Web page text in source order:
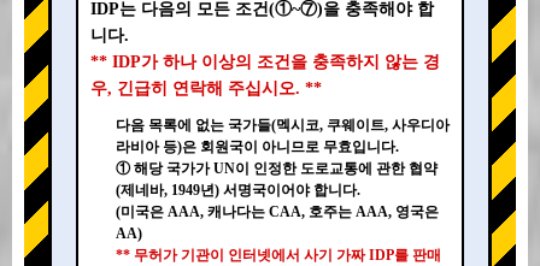
IDP는 다음의 모든 조건(①~⑦)을 충족해야 합
니다.
** IDP가 하나 이상의 조건을 충족하지 않는 경
우, 긴급히 연락해 주십시오. **
다음 목록에 없는 국가들(멕시코, 쿠웨이트, 사우디아
라비아 등)은 회원국이 아니므로 무효입니다.
① 해당 국가가 UN이 인정한 도로교통에 관한 협약
(제네바, 1949년) 서명국이어야 합니다.
(미국은 AAA, 캐나다는 CAA, 호주는 AAA, 영국은
AA)
** 무허가 기관이 인터넷에서 사기 가짜 IDP를 판매